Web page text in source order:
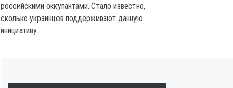
российскими оккупантами. Стало известно,
сколько украинцев поддерживают данную
инициативу.